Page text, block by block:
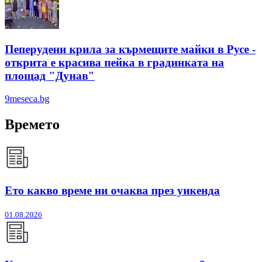
Пеперудени крила за кърмещите майки в Русе -
открита е красива пейка в градинката на
площад "Дунав"
9meseca.bg
Времето
Ето какво време ни очаква през уикенда
01.08.2026